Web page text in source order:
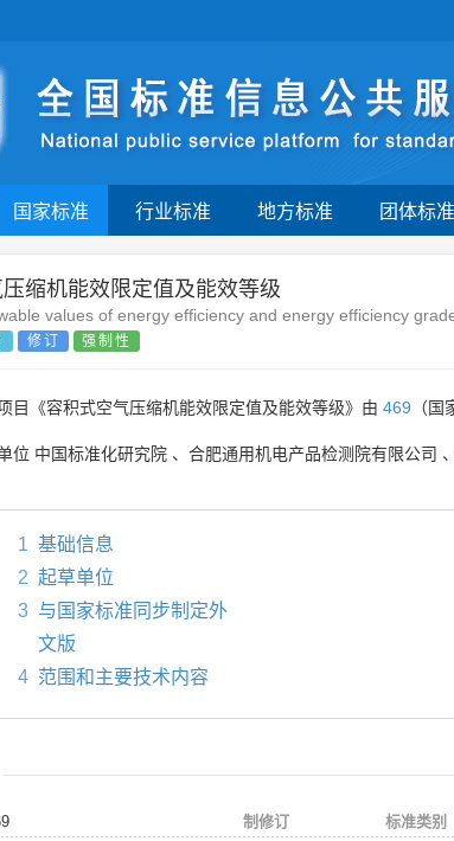
国家标准 行业标准 地方标准 团体标准
缩机能效限定值及能效等级
values of energy efficiency and energy efficiency
修订 强制性
目《容积式空气压缩机能效限定值及能效等级》由 469 （
位 中国标准化研究院 、 合肥通用机电产品检测院有限公司 、
1 基础信息
2 起草单位
3 与国家标准同步制定外
文版
4 范围和主要技术内容
制修订
标准类别